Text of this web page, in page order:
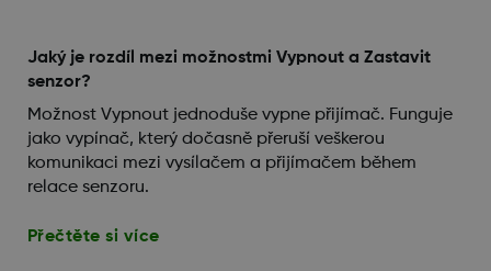
Jaký je rozdíl mezi možnostmi Vypnout a Zastavit
senzor?
Možnost Vypnout jednoduše vypne přijímač. Funguje
jako vypínač, který dočasně přeruší veškerou
komunikaci mezi vysílačem a přijímačem během
relace senzoru.
Přečtěte si více